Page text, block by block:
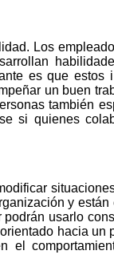
Los
es que
un buen
también
si quienes
y
usarlo
hacia un
el